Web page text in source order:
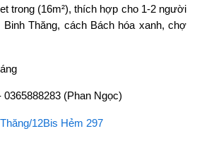
trong (16m²), thích hợp cho 1-2 người
Thăng, cách Bách hóa xanh, chợ
0365888283 (Phan Ngọc)
12Bis Hẻm 297